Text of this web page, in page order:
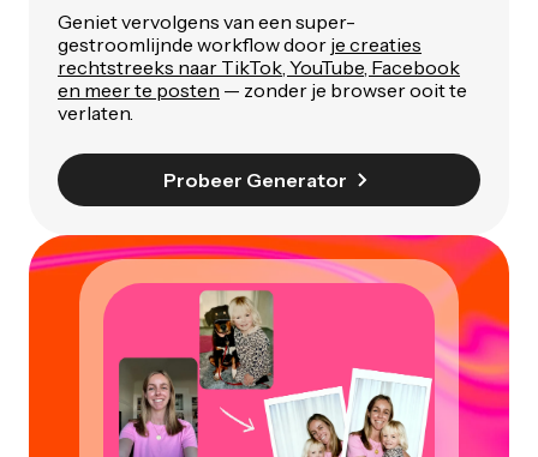
Geniet vervolgens van een super-
gestroomlijnde workflow door je creaties
rechtstreeks naar TikTok, YouTube, Facebook
en meer te posten — zonder je browser ooit te
verlaten.
Probeer Generator